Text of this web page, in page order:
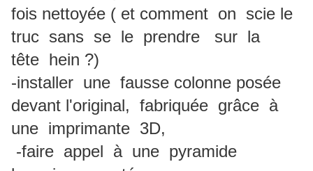
fois nettoyée ( et comment on scie le
truc sans se le prendre sur la
tête hein ?)
-installer une fausse colonne posée
devant l'original, fabriquée grâce à
une imprimante 3D,
-faire appel à une pyramide